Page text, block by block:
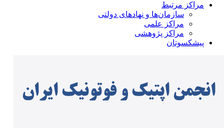
مراکز مرتبط
سازمان‌ها و نهادهای دولتی
مراکز علمی
مراکز پژوهشی
پیشکسوتان